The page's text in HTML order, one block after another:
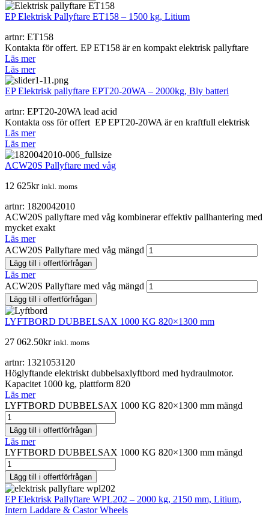
EP Elektrisk Pallyftare ET158 – 1500 kg, Litium
artnr: ET158
Kontakta för offert. EP ET158 är en kompakt elektrisk pallyftare
Läs mer
Läs mer
EP Elektrisk pallyftare EPT20-20WA – 2000kg, Bly batteri
artnr: EPT20-20WA lead acid
Kontakta oss för offert EP EPT20-20WA är en kraftfull elektrisk
Läs mer
Läs mer
ACW20S Pallyftare med våg
12 625kr inkl. moms
artnr: 1820042010
ACW20S pallyftare med våg kombinerar effektiv pallhantering med
mycket exakt
Läs mer
ACW20S Pallyftare med våg mängd
Lägg till i offertförfrågan
Läs mer
ACW20S Pallyftare med våg mängd
Lägg till i offertförfrågan
LYFTBORD DUBBELSAX 1000 KG 820×1300 mm
27 062.50kr inkl. moms
artnr: 1321053120
Höglyftande elektriskt dubbelsaxlyftbord med hydraulmotor.
Kapacitet 1000 kg, plattform 820
Läs mer
LYFTBORD DUBBELSAX 1000 KG 820×1300 mm mängd
Lägg till i offertförfrågan
Läs mer
LYFTBORD DUBBELSAX 1000 KG 820×1300 mm mängd
Lägg till i offertförfrågan
EP Elektrisk Pallyftare WPL202 – 2000 kg, 2150 mm, Litium,
Intern Laddare & Castor Wheels